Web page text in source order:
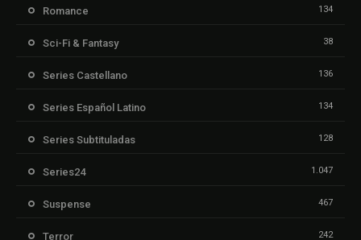
Romance 134
Sci-Fi & Fantasy 38
Series Castellano 136
Series Español Latino 134
Series Subtituladas 128
Series24 1.047
Suspense 467
Terror 242